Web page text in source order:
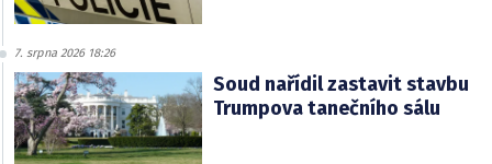
7. srpna 2026 18:26
Soud nařídil zastavit stavbu
Trumpova tanečního sálu